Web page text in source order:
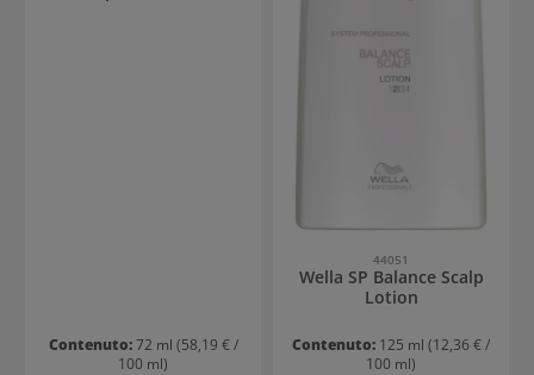
Contenuto:72 ml (58,19 € /
100 ml)
44051
Wella SP Balance Scalp
Lotion
Contenuto: 125 ml (12,36 € /
100 ml)